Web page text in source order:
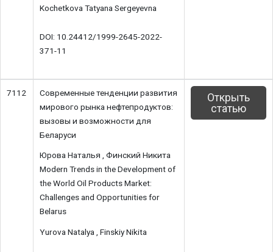
Kochetkova Tatyana Sergeyevna
DOI: 10.24412/1999-2645-2022-
371-11
7112
Современные тенденции развития
мирового рынка нефтепродуктов:
вызовы и возможности для
Беларуси
Юрова Наталья , Финский Никита
Modern Trends in the Development of
the World Oil Products Market:
Challenges and Opportunities for
Belarus
Yurova Natalya , Finskiy Nikita
Открыть
статью